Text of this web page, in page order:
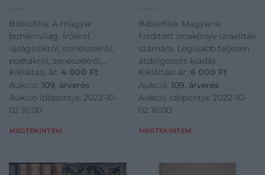
szobrászokról stb. Bér,
Honti, Pogány, Sarkadi
rajzaival és sok
illusztráczióval.
Szerkeszti: Szerdahelyi
Sándor.
Bibliofília. A magyar
bohémvilág. Írókról,
újságírókról, színészekről,
poétákról, zenészekről,
festőkről, szobrászokról stb.
Bér, Honti, Pogány, Sarkadi
rajzaival és sok
illusztráczióval. Szerkeszti:
Gottermayer-kötés.
Kikiáltási ár: 4 000 Ft
Aukció: 109. árverés
Aukció időpontja: 2022-10-
02 16:00
MEGTEKINTEM
Legujabb teljesen
átdolgozott kiadás.
Bibliofília. Magyarra
forditott imakönyv izraeliták
számára. Legujabb teljesen
átdolgozott kiadás.
Kikiáltási ár: 6 000 Ft
Aukció: 109. árverés
Aukció időpontja: 2022-10-
02 16:00
MEGTEKINTEM